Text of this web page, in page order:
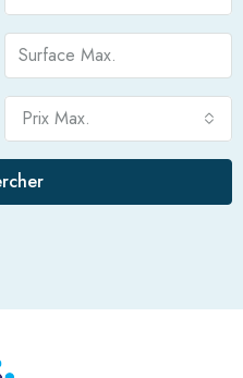
Prix Max.